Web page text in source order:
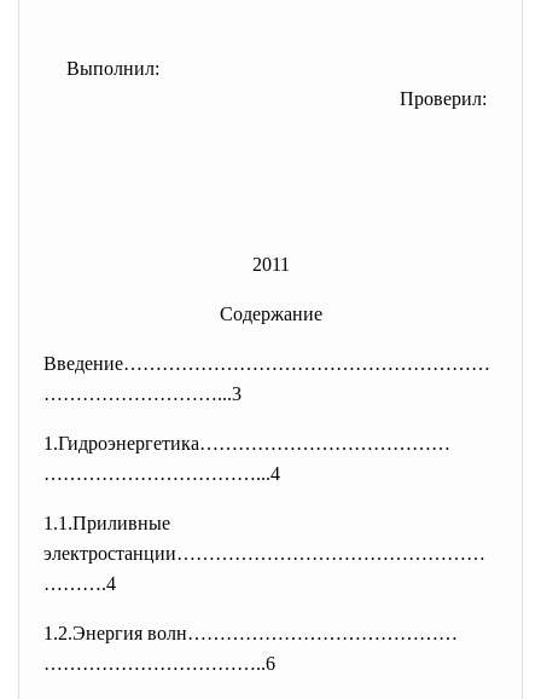
Выполнил:
Проверил:
2011
Содержание
Введение…………………………………………………
………………………...3
1.Гидроэнергетика…………………………………
……………………………...4
1.1.Приливные
электростанции…………………………………………
……….4
1.2.Энергия волн……………………………………
……………………………..6